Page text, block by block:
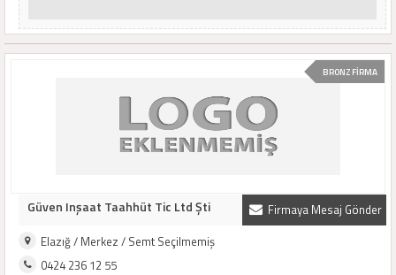
BRONZ FİRMA
Firmaya Mesaj Gönder
Güven Inşaat Taahhüt Tic Ltd Şti
Elazığ / Merkez / Semt Seçilmemiş
0424 236 12 55